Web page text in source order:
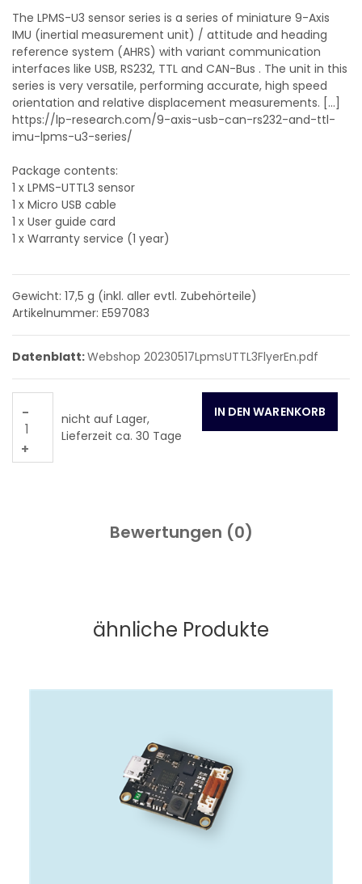
The LPMS-U3 sensor series is a series of miniature 9-Axis
IMU (inertial measurement unit) / attitude and heading
reference system (AHRS) with variant communication
interfaces like USB, RS232, TTL and CAN-Bus . The unit in this
series is very versatile, performing accurate, high speed
orientation and relative displacement measurements. [...]
https://lp-research.com/9-axis-usb-can-rs232-and-ttl-
imu-lpms-u3-series/
Package contents:
1 x LPMS-UTTL3 sensor
1 x Micro USB cable
1 x User guide card
1 x Warranty service (1 year)
Gewicht: 17,5 g (inkl. aller evtl. Zubehörteile)
Artikelnummer: E597083
Datenblatt:Webshop 20230517LpmsUTTL3FlyerEn.pdf
-
+
nicht auf Lager,
Lieferzeit ca. 30 Tage
Bewertungen (0)
ähnliche Produkte